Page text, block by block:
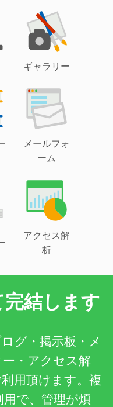
ギャラリー
メールフォ
ーム
アクセス解
析
結します
グ・掲示板・メ
・アクセス解
用頂けます。複
で、管理が煩